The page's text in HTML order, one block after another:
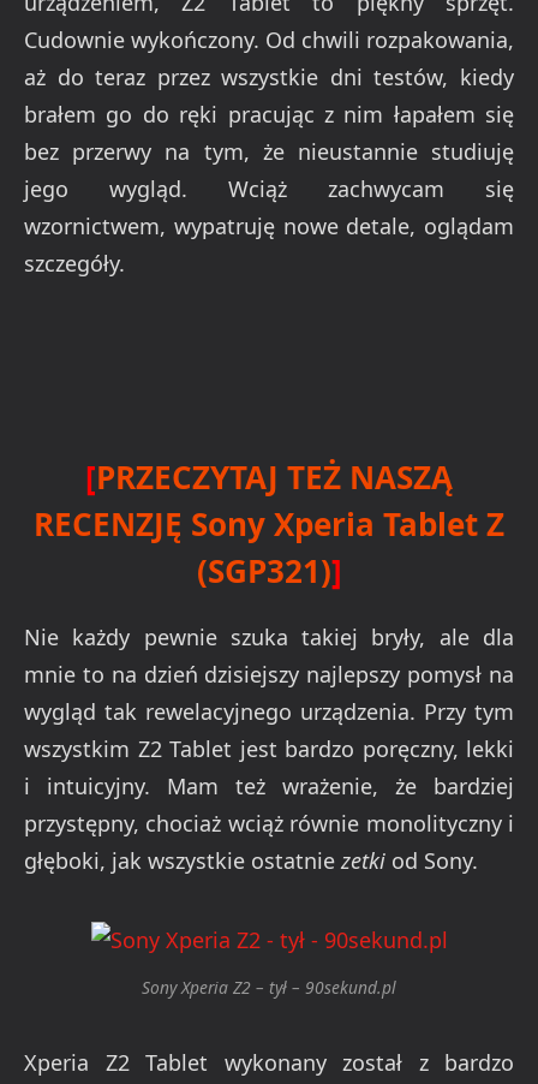
Cudownie wykończony. Od chwili rozpakowania,
aż do teraz przez wszystkie dni testów, kiedy
brałem go do ręki pracując z nim łapałem się
bez przerwy na tym, że nieustannie studiuję
jego wygląd. Wciąż zachwycam się
wzornictwem, wypatruję nowe detale, oglądam
szczegóły.
[PRZECZYTAJ TEŻ NASZĄ
RECENZJĘ Sony Xperia Tablet Z
(SGP321)]
Nie każdy pewnie szuka takiej bryły, ale dla
mnie to na dzień dzisiejszy najlepszy pomysł na
wygląd tak rewelacyjnego urządzenia. Przy tym
wszystkim Z2 Tablet jest bardzo poręczny, lekki
i intuicyjny. Mam też wrażenie, że bardziej
przystępny, chociaż wciąż równie monolityczny i
głęboki, jak wszystkie ostatnie zetki od Sony.
Sony Xperia Z2 – tył – 90sekund.pl
Xperia Z2 Tablet wykonany został z bardzo